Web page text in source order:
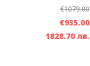
€1079.00
€935.00
1828.70 лв.